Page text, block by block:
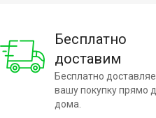
Бесплатно
доставим
Бесплатно
вашу покупку прямо
дома.